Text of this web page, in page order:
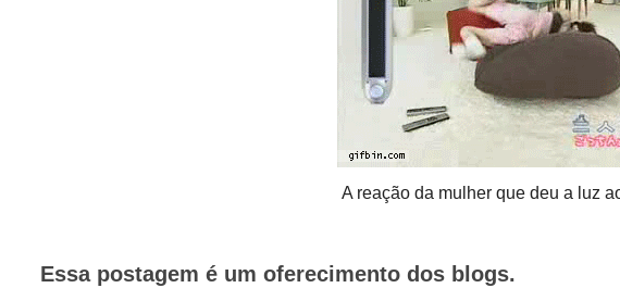
A reação da mulher que deu a luz
Essa postagem é um oferecimento dos blogs.